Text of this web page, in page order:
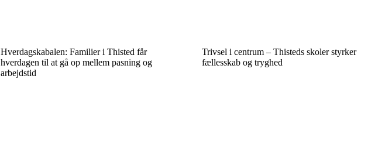
Hverdagskabalen: Familier i Thisted får
hverdagen til at gå op mellem pasning og
arbejdstid
Trivsel i centrum – Thisteds skoler styrker
fællesskab og tryghed